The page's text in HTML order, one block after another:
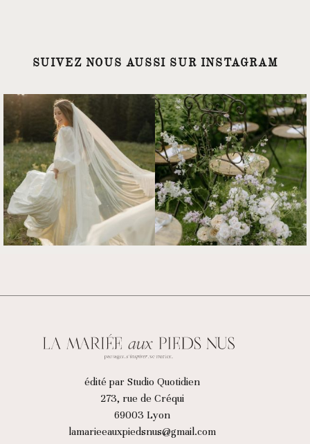
SUIVEZ NOUS AUSSI SUR INSTAGRAM
édité par Studio Quotidien
273, rue de Créqui
69003 Lyon
lamarieeauxpiedsnus@gmail.com